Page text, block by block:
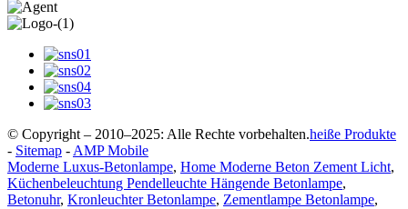
© Copyright – 2010–2025: Alle Rechte vorbehalten.heiße Produkte
- Sitemap - AMP Mobile
Moderne Luxus-Betonlampe, Home Moderne Beton Zement Licht,
Küchenbeleuchtung Pendelleuchte Hängende Betonlampe,
Betonuhr, Kronleuchter Betonlampe, Zementlampe Betonlampe,